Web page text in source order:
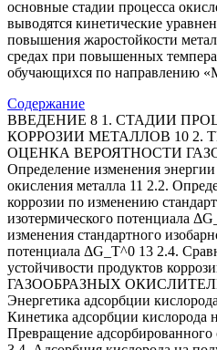
основные стадии процесса
выводятся кинетические
повышения жаростойкости
средах при повышенных
обучающихся по направлению
Содержание
ВВЕДЕНИЕ 8 1. СТАДИИ
КОРРОЗИИ МЕТАЛЛОВ 10
ОЦЕНКА ВЕРОЯТНОСТИ
Определение изменения
окисления металла 11 2.2.
коррозии по изменению
изотермического потенциала
изменения стандартного
потенциала ΔG_T^0 13 2.4.
устойчивости продуктов
ГАЗООБРАЗНЫХ
Энергетика адсорбции
Кинетика адсорбции кислорода
Превращение адсорбированного